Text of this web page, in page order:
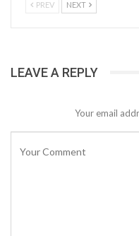
PREV NEXT
LEAVE A REPLY
Your email